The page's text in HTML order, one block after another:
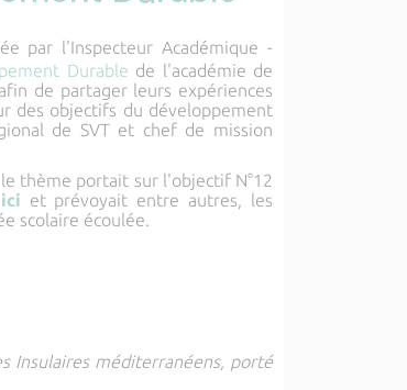
par l'Inspecteur Académique -
Durable de l'académie de
de partager leurs expériences
des objectifs du développement
de SVT et chef de mission
thème portait sur l'objectif N°12
et prévoyait entre autres, les
scolaire écoulée.
Insulaires méditerranéens, porté